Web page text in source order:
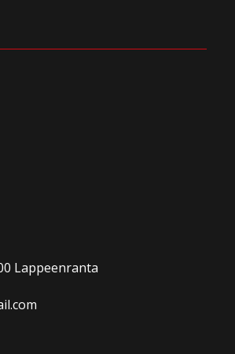
Lappeenranta